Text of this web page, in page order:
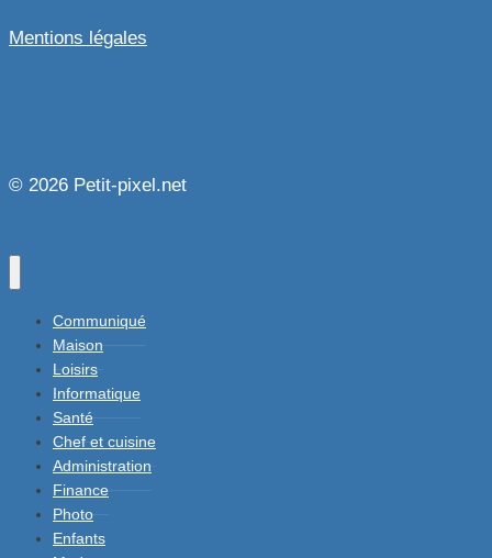
Mentions légales
© 2026 Petit-pixel.net
Communiqué
Maison
Loisirs
Informatique
Santé
Chef et cuisine
Administration
Finance
Photo
Enfants